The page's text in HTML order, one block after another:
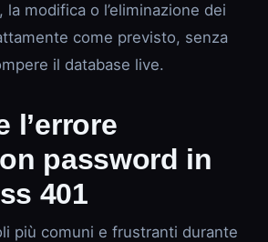
la modifica o l’eliminazione dei
come previsto, senza
il database live.
l’errore
password in
401
più comuni e frustranti durante